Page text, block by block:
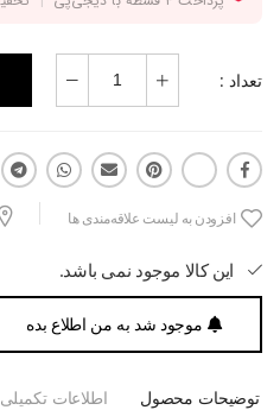
تعداد :
افزودن به لیست علاقه‌مندی ها
این کالا موجود نمی باشد.
موجود شد به من اطلاع بده
توضیحات محصول اطلاعات تکمیلی